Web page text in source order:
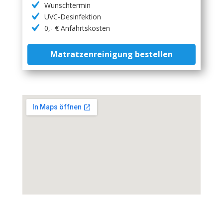
Wunschtermin
UVC-Desinfektion
0,- € Anfahrtskosten
Matratzenreinigung bestellen